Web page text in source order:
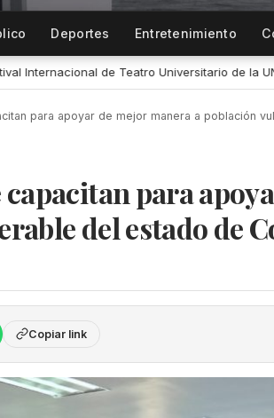
Deportes Entretenimiento
UNAM • Cultura Colima e INAH impulsan
para apoyar de mejor manera a población
capacitan para
del estado de
Copiar link